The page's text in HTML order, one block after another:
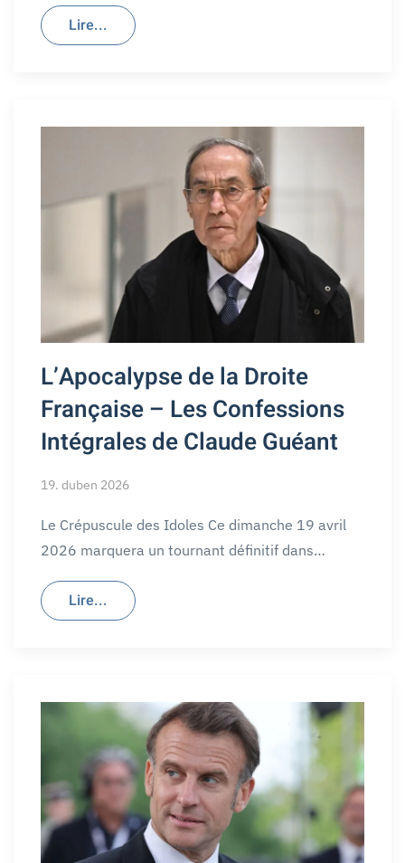
Lire...
L’Apocalypse de la Droite
Française – Les Confessions
Intégrales de Claude Guéant
19. duben 2026
Le Crépuscule des Idoles Ce dimanche 19 avril
2026 marquera un tournant définitif dans…
Lire...